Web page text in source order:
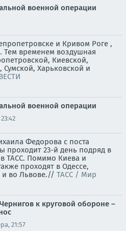
военной операции
и Кривом Роге ,
временем воздушная
Киевской,
Харьковской и
военной операции
Федорова с поста
проходит 23-й день подряд в
ТАСС. Помимо Киева и
проходят в Одессе,
и во Львове.// ТАСС / Мир
к круговой обороне –
21:57